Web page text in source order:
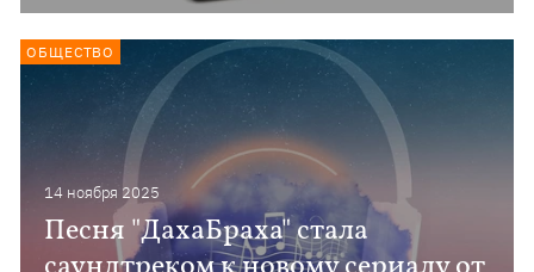
14 ноября 2025
Песня "ДахаБраха" стала
ОБЩЕСТВО